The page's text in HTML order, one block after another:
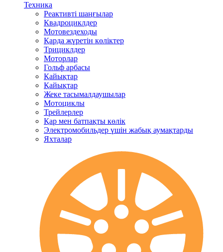
Техника
Реактивті шаңғылар
Квадроциклдер
Мотовездеходы
Қарда жүретін көліктер
Трициклдер
Моторлар
Гольф арбасы
Қайықтар
Қайықтар
Жеке тасымалдаушылар
Мотоциклы
Трейлерлер
Қар мен батпақты көлік
Электромобильдер үшін жабық аумақтарды
Яхталар